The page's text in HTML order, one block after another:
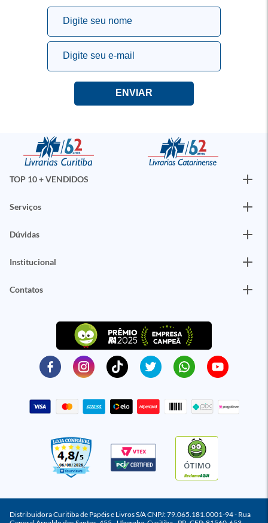
TOP 10 + VENDIDOS
Serviços
Dúvidas
Institucional
Contatos
ÓTIMO
Distribuidora Curitiba de Papéis e Livros S/A CNPJ: 79.065.181.0001-94 - Rua